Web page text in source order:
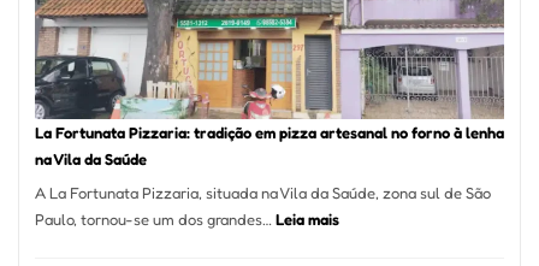
Um
dos
Mais
La Fortunata Pizzaria: tradição em pizza artesanal no forno à lenha
na Vila da Saúde
A La Fortunata Pizzaria, situada na Vila da Saúde, zona sul de São
Paulo, tornou-se um dos grandes…Leia mais: